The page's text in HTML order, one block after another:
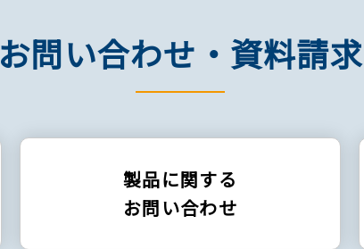
お問い合わせ・資料請求
製品に関する
お問い合わせ